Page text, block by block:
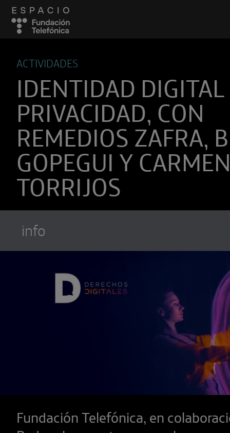
ACTIVIDADES
IDENTIDAD
PRIVACIDAD, CON
REMEDIOS ZAFRA,
GOPEGUI Y
TORRIJOS
info
Fundación Telefónica, en